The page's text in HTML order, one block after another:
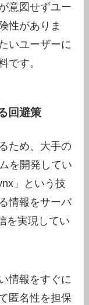
意図せずユー
性がありま
いユーザーに
です。
回避策
ため、大手の
を開発してい
」という技
情報をサーバ
を実現してい
情報をすぐに
匿名性を担保